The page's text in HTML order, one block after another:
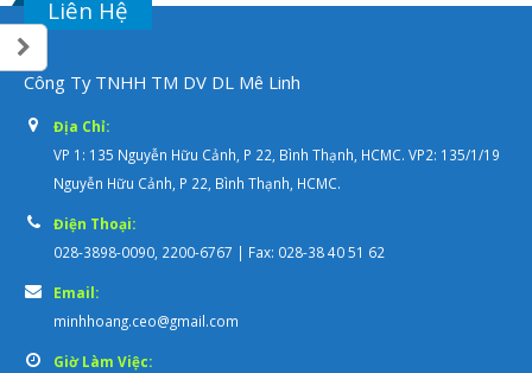
Liên Hệ
Công Ty TNHH TM DV DL Mê Linh
Địa Chỉ:
VP 1: 135 Nguyễn Hữu Cảnh, P 22, Bình Thạnh, HCMC. VP2: 135/1/19
Nguyễn Hữu Cảnh, P 22, Bình Thạnh, HCMC.
Điện Thoại:
028-3898-0090, 2200-6767 | Fax: 028-38 40 51 62
Email:
minhhoang.ceo@gmail.com
Giờ Làm Việc: